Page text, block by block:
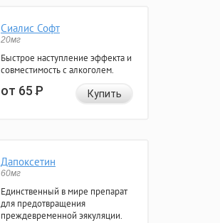
Сиалис Софт
20мг
Быстрое наступление эффекта и
совместимость с алкоголем.
от 65Р Купить
Дапоксетин
60мг
Единственный в мире препарат
для предотвращения
преждевременной эякуляции.